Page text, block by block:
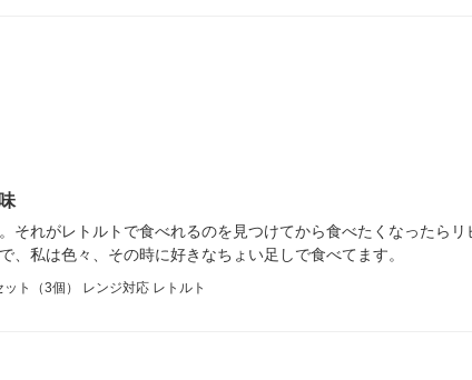
それがレトルトで食べれるのを見つけてから食べたくなったら
私は色々、その時に好きなちょい足しで食べてます。
ト（3個） レンジ対応 レトルト